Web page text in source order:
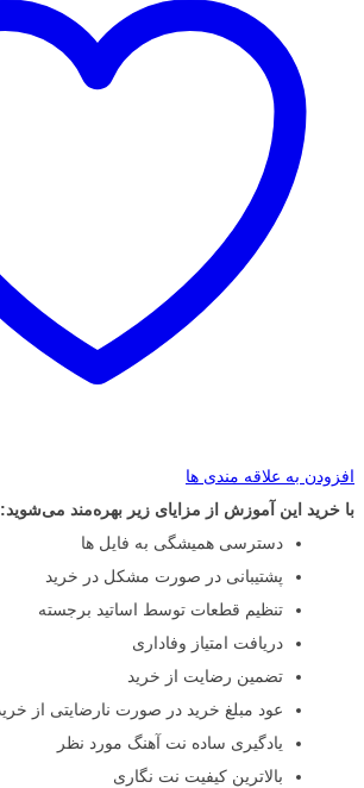
افزودن به علاقه مندی ها
با خرید این آموزش از مزایای زیر بهره‌مند می‌شوید:
دسترسی همیشگی به فایل ها
پشتیبانی در صورت مشکل در خرید
تنظیم قطعات توسط اساتید برجسته
دریافت امتیاز وفاداری
تضمین رضایت از خرید
عود مبلغ خرید در صورت نارضایتی از
یادگیری ساده نت آهنگ مورد نظر
بالاترین کیفیت نت نگاری